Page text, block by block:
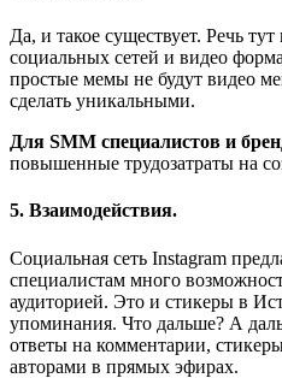
Да, и такое существует. Речь
социальных сетей и видео
простые мемы не будут видео
сделать уникальными.
Для SMM специалистов и
повышенные трудозатраты на
5. Взаимодействия.
Социальная сеть Instagram
специалистам много
аудиторией. Это и стикеры в
упоминания. Что дальше? А
ответы на комментарии,
авторами в прямых эфирах.